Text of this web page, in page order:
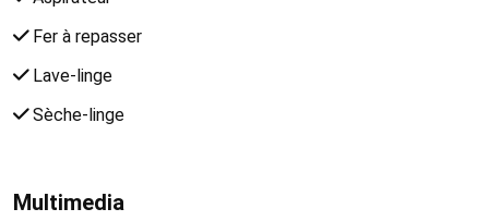
Fer à repasser
Lave-linge
Sèche-linge
Multimedia